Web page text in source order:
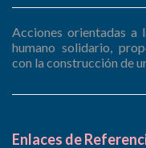
Acciones orientadas a
humano solidario,
con la construcción de
Enlaces de